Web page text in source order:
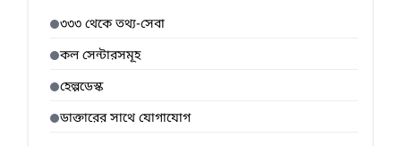
৩৩৩ থেকে তথ্য-সেবা
কল সেন্টারসমূহ
হেল্পডেস্ক
ডাক্তারের সাথে যোগাযোগ